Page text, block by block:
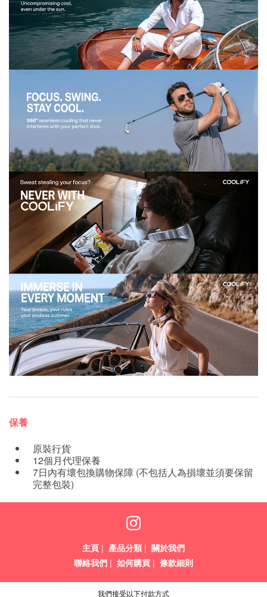
保養
原裝行貨
12個月代理保養
7日內有壞包換購物保障 (不包括人為損壞並須要保留
完整包裝)
主頁 | 產品分類 | 關於我們
聯絡我們 | 如何購買 | 條款細則
我們接受以下付款方式